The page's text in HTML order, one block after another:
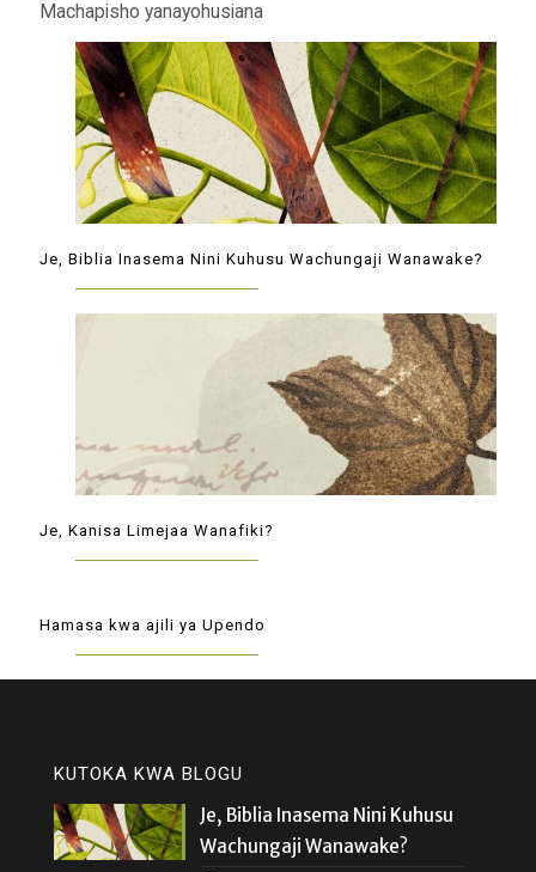
Machapisho yanayohusiana
Je, Biblia Inasema Nini Kuhusu Wachungaji Wanawake?
Je, Kanisa Limejaa Wanafiki?
Hamasa kwa ajili ya Upendo
KUTOKA KWA BLOGU
Je, Biblia Inasema Nini Kuhusu
Wachungaji Wanawake?